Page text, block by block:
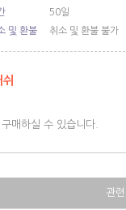
50일
및 환불
취소 및 환불 불가
매하실 수 있습니다.
관